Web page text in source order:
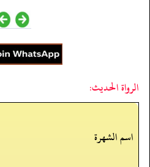
الرواة الحديث:
اسم الشهرة